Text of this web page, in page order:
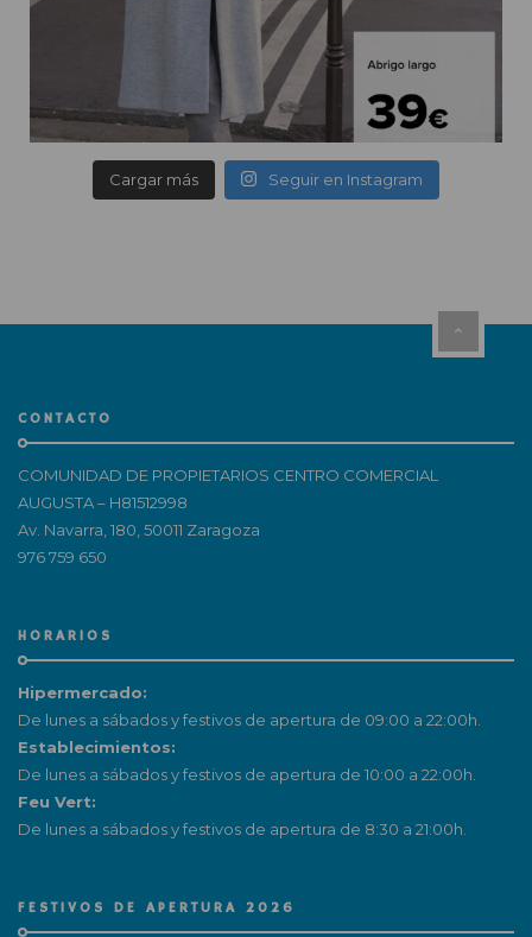
Cargar más Seguir en Instagram
CONTACTO
COMUNIDAD DE PROPIETARIOS CENTRO COMERCIAL
AUGUSTA – H81512998
Av. Navarra, 180, 50011 Zaragoza
976 759 650
HORARIOS
Hipermercado:
De lunes a sábados y festivos de apertura de 09:00 a 22:00h.
Establecimientos:
De lunes a sábados y festivos de apertura de 10:00 a 22:00h.
Feu Vert:
De lunes a sábados y festivos de apertura de 8:30 a 21:00h.
FESTIVOS DE APERTURA 2026